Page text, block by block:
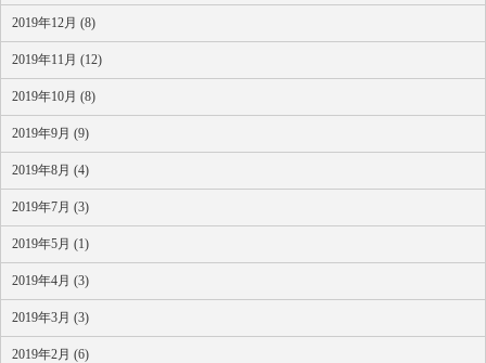
2019年12月 (8)
2019年11月 (12)
2019年10月 (8)
2019年9月 (9)
2019年8月 (4)
2019年7月 (3)
2019年5月 (1)
2019年4月 (3)
2019年3月 (3)
2019年2月 (6)